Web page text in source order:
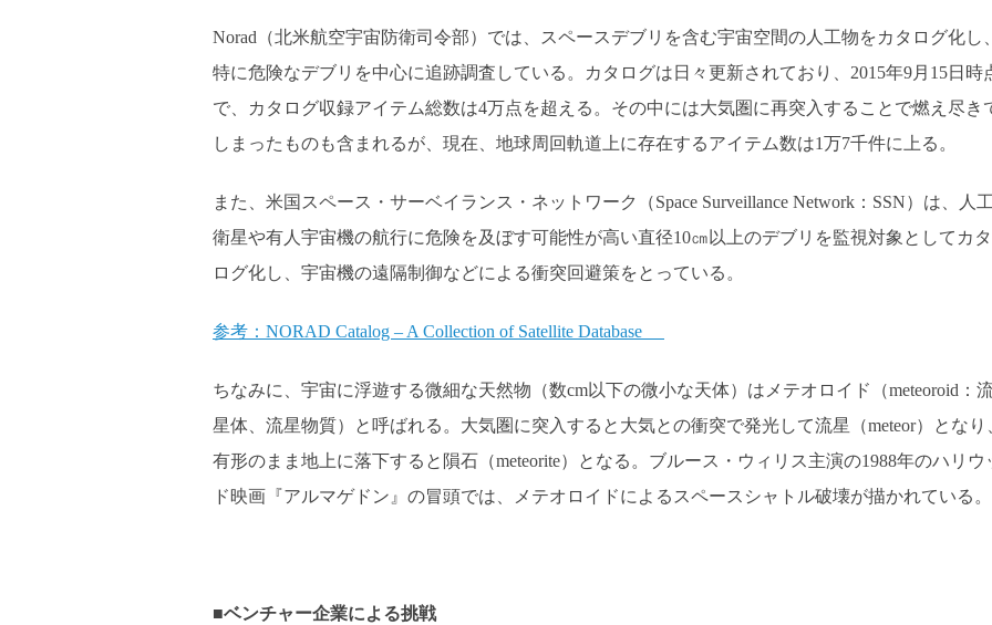
Norad（北米航空宇宙防衛司令部）では、スペースデブリを含む宇宙空間の人工物をカタログ化し、
特に危険なデブリを中心に追跡調査している。カタログは日々更新されており、2015年9月15日時
で、カタログ収録アイテム総数は4万点を超える。その中には大気圏に再突入することで燃え尽き
しまったものも含まれるが、現在、地球周回軌道上に存在するアイテム数は1万7千件に上る。
また、米国スペース・サーベイランス・ネットワーク（Space Surveillance Network：SSN）は、人工
衛星や有人宇宙機の航行に危険を及ぼす可能性が高い直径10㎝以上のデブリを監視対象としてカタ
ログ化し、宇宙機の遠隔制御などによる衝突回避策をとっている。
参考：NORAD Catalog – A Collection of Satellite Database
ちなみに、宇宙に浮遊する微細な天然物（数cm以下の微小な天体）はメテオロイド（meteoroid：
星体、流星物質）と呼ばれる。大気圏に突入すると大気との衝突で発光して流星（meteor）となり
有形のまま地上に落下すると隕石（meteorite）となる。ブルース・ウィリス主演の1988年のハリウ
ド映画『アルマゲドン』の冒頭では、メテオロイドによるスペースシャトル破壊が描かれている。
■ベンチャー企業による挑戦